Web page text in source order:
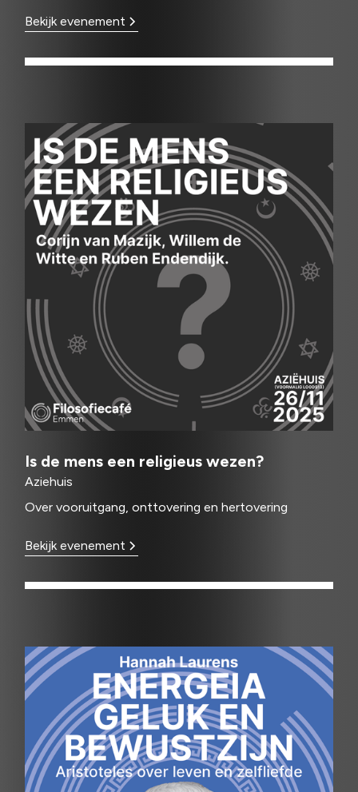
Bekijk evenement
Is de mens een religieus wezen?
Aziehuis
Over vooruitgang, onttovering en hertovering
Bekijk evenement